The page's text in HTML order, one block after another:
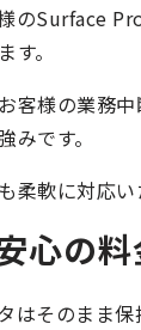
のSurface
。
様の業務中
みです。
軟に対応い
心の
はそのまま